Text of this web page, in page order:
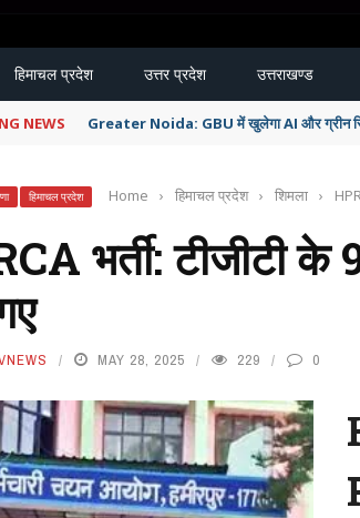
हिमाचल प्रदेश उत्तर प्रदेश उत्तराखण्ड
NEWS Greater Noida: GBU में खुलेगा AI और ग्रीन
हिमाचल प्रदेश Home › हिमाचल प्रदेश › शिमला ›
भर्ती: टीजीटी
MAY 28, 2025 229 0